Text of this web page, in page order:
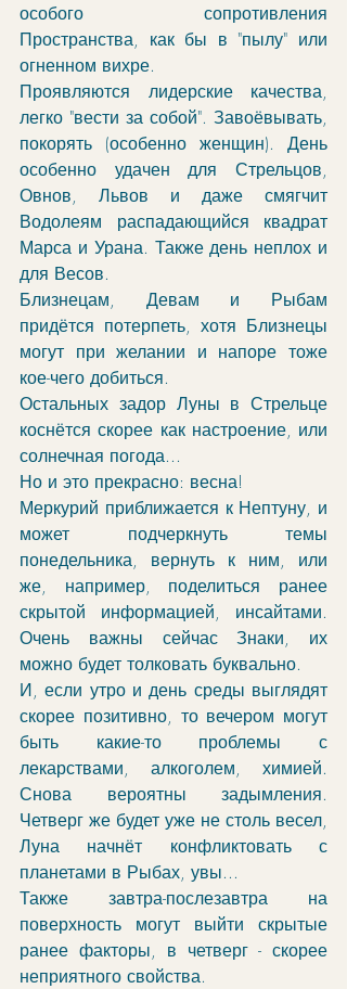
особого сопротивления
Пространства, как бы в "пылу" или
огненном вихре.
Проявляются лидерские качества,
легко "вести за собой". Завоёвывать,
покорять (особенно женщин). День
особенно удачен для Стрельцов,
Овнов, Львов и даже смягчит
Водолеям распадающийся квадрат
Марса и Урана. Также день неплох и
для Весов.
Близнецам, Девам и Рыбам
придётся потерпеть, хотя Близнецы
могут при желании и напоре тоже
кое-чего добиться.
Остальных задор Луны в Стрельце
коснётся скорее как настроение, или
солнечная погода...
Но и это прекрасно: весна!
Меркурий приближается к Нептуну, и
может подчеркнуть темы
понедельника, вернуть к ним, или
же, например, поделиться ранее
скрытой информацией, инсайтами.
Очень важны сейчас Знаки, их
можно будет толковать буквально.
И, если утро и день среды выглядят
скорее позитивно, то вечером могут
быть какие-то проблемы с
лекарствами, алкоголем, химией.
Снова вероятны задымления.
Четверг же будет уже не столь весел,
Луна начнёт конфликтовать с
планетами в Рыбах, увы...
Также завтра-послезавтра на
поверхность могут выйти скрытые
ранее факторы, в четверг - скорее
неприятного свойства.